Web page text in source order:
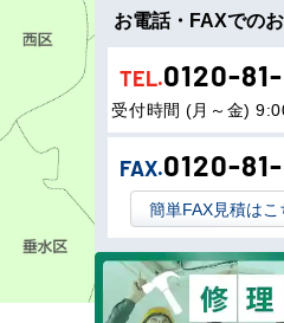
お電話・FAXでの
TEL.0120-81-
受付時間 (月～金)
FAX.0120-81-
簡単FAX見積はこ